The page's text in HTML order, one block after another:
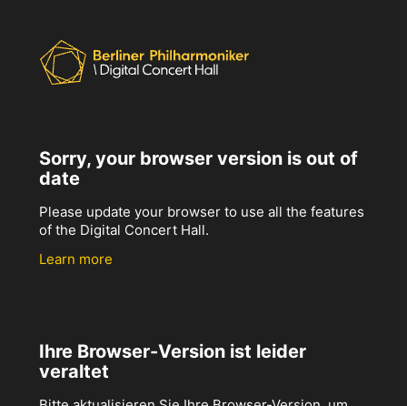
Sorry, your browser version is out of
date
Please update your browser to use all the features
of the Digital Concert Hall.
Learn more
Ihre Browser-Version ist leider
veraltet